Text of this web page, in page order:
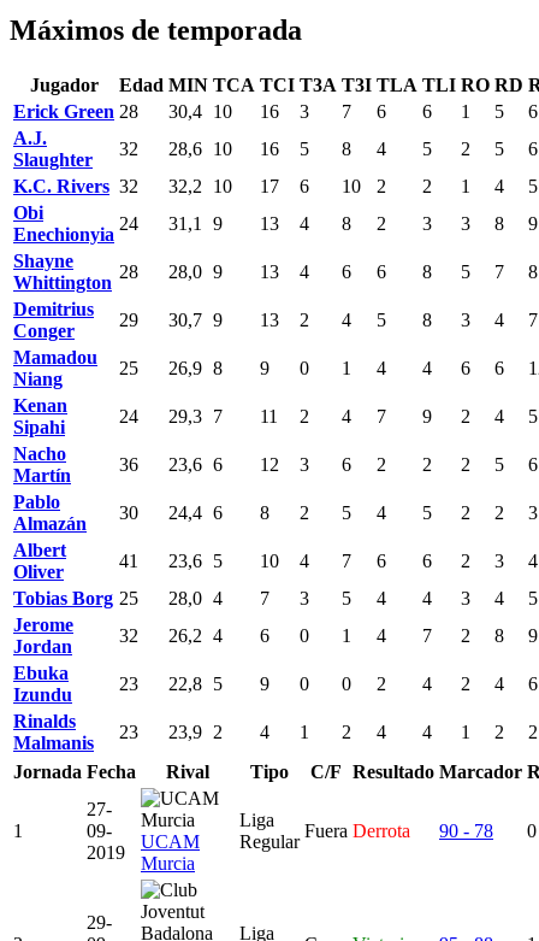
Máximos de temporada
Jugador Edad MIN TCA TCI T3A T3I TLA TLI RO RD
Erick Green 28 30,4 10 16 3 7 6 6 1 5
6
A.J.
Slaughter
32 28,6 10 16 5 8 4 5 2 5
6
K.C. Rivers 32 32,2 10 17 6 10 2 2 1 4
5
Obi
Enechionyia
24 31,1 9 13 4 8 2 3 3 8
9
Shayne
Whittington
28 28,0 9 13 4 6 6 8 5 7
8
Demitrius
Conger
29 30,7 9 13 2 4 5 8 3 4
7
Mamadou
Niang
25 26,9 8 9 0 1 4 4 6 6
Kenan
Sipahi
24 29,3 7 11 2 4 7 9 2 4
5
Nacho
Martín
36 23,6 6 12 3 6 2 2 2 5
6
Pablo
Almazán
30 24,4 6 8 2 5 4 5 2 2
3
Albert
Oliver
41 23,6 5 10 4 7 6 6 2 3
4
Tobias Borg 25 28,0 4 7 3 5 4 4 3 4
5
Jerome
Jordan
32 26,2 4 6 0 1 4 7 2 8
9
Ebuka
Izundu
23 22,8 5 9 0 0 2 4 2 4
6
Rinalds
Malmanis
23 23,9 2 4 1 2 4 4 1 2
2
Jornada Fecha Rival Tipo C/F Resultado Marcador
1
27-
09-
2019
UCAM
Murcia
Liga
Regular
Fuera Derrota 90 - 78
29-
Liga